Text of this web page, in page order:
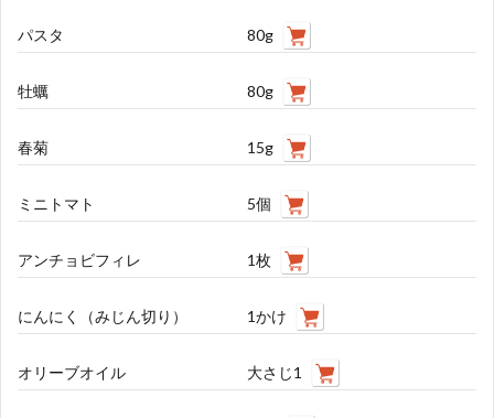
パスタ 80g
牡蠣 80g
春菊 15g
ミニトマト 5個
アンチョビフィレ 1枚
にんにく（みじん切り） 1かけ
オリーブオイル 大さじ1